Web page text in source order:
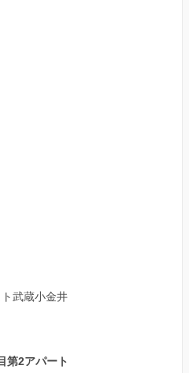
ト武蔵小金井
第2アパート